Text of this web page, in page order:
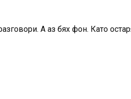
А аз бях фон. Като